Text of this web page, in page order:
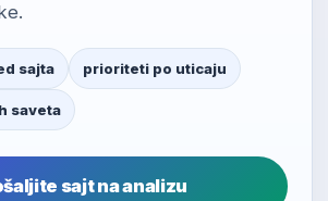
sajta prioriteti po uticaju
saveta
sajt na analizu